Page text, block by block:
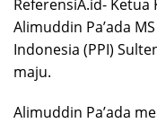
ReferensiA.id- Ketua
Alimuddin Pa’ada
Indonesia (PPI)
maju.
Alimuddin Pa’ada